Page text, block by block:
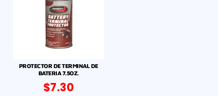
PROTECTOR DE TERMINAL DE
BATERIA 7.5OZ.
$7.30